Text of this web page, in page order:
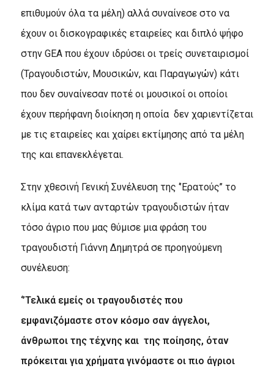
επιθυμούν όλα τα μέλη) αλλά συναίνεσε στο να
έχουν οι δισκογραφικές εταιρείες και διπλό ψήφο
στην GEA που έχουν ιδρύσει οι τρείς συνεταιρισμοί
(Τραγουδιστών, Μουσικών, και Παραγωγών) κάτι
που δεν συναίνεσαν ποτέ οι μουσικοί οι οποίοι
έχουν περήφανη διοίκηση η οποία δεν χαριεντίζεται
με τις εταιρείες και χαίρει εκτίμησης από τα μέλη
της και επανεκλέγεται.
Στην χθεσινή Γενική Συνέλευση της ‘’Ερατούς’’ το
κλίμα κατά των ανταρτών τραγουδιστών ήταν
τόσο άγριο που μας θύμισε μια φράση του
τραγουδιστή Γιάννη Δημητρά σε προηγούμενη
συνέλευση:
‘’Τελικά εμείς οι τραγουδιστές που
εμφανιζόμαστε στον κόσμο σαν άγγελοι,
άνθρωποι της τέχνης και της ποίησης, όταν
πρόκειται για χρήματα γινόμαστε οι πιο άγριοι